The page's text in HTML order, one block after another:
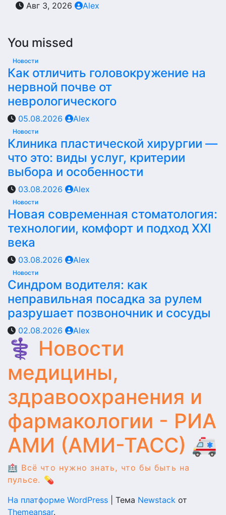
Авг 3, 2026 Alex
You missed
Новости
Как отличить головокружение на
нервной почве от
неврологического
05.08.2026 Alex
Новости
Клиника пластической хирургии —
что это: виды услуг, критерии
выбора и особенности
03.08.2026 Alex
Новости
Новая современная стоматология:
технологии, комфорт и подход XXI
века
03.08.2026 Alex
Новости
Синдром водителя: как
неправильная посадка за рулем
разрушает позвоночник и сосуды
02.08.2026 Alex
⚕️ Новости
медицины,
здравоохранения и
фармакологии - РИА
АМИ (АМИ-ТАСС) 🚑
🏥 Всё что нужно знать, что бы быть на
пульсе. 💊
На платформе WordPress
Тема Newstack от
Themeansar.